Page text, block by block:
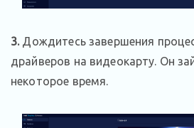
3.Дождитесь завершения
драйверов на видеокарту. Он
некоторое время.